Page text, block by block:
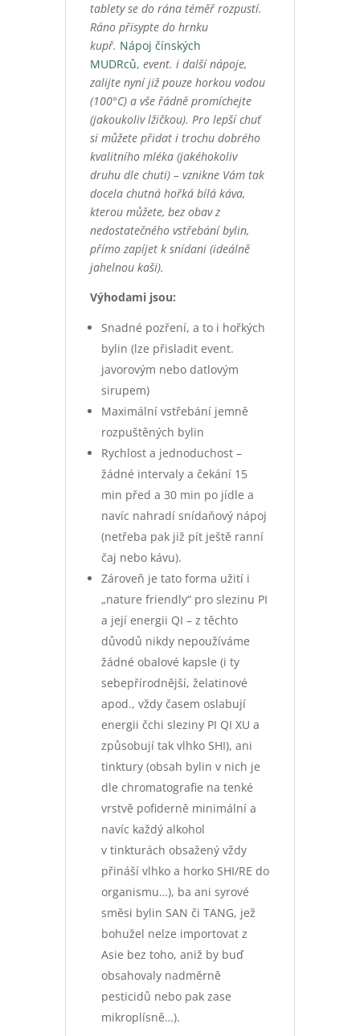
tablety se do rána téměř rozpustí.
Ráno přisypte do hrnku
kupř. Nápoj čínských
MUDRců, event. i další nápoje,
zalijte nyní již pouze horkou vodou
(100°C) a vše řádně promíchejte
(jakoukoliv lžičkou). Pro lepší chuť
si můžete přidat i trochu dobrého
kvalitního mléka (jakéhokoliv
druhu dle chuti) – vznikne Vám tak
docela chutná hořká bílá káva,
kterou můžete, bez obav z
nedostatečného vstřebání bylin,
přímo zapíjet k snídani (ideálně
jahelnou kaši).
Výhodami jsou:
Snadné pozření, a to i hořkých
bylin (lze přisladit event.
javorovým nebo datlovým
sirupem)
Maximální vstřebání jemně
rozpuštěných bylin
Rychlost a jednoduchost –
žádné intervaly a čekání 15
min před a 30 min po jídle a
navíc nahradí snídaňový nápoj
(netřeba pak již pít ještě ranní
čaj nebo kávu).
Zároveň je tato forma užití i
„nature friendly“ pro slezinu PI
a její energii QI – z těchto
důvodů nikdy nepoužíváme
žádné obalové kapsle (i ty
sebepřírodnější, želatinové
apod., vždy časem oslabují
energii čchi sleziny PI QI XU a
způsobují tak vlhko SHI), ani
tinktury (obsah bylin v nich je
dle chromatografie na tenké
vrstvě pofiderně minimální a
navíc každý alkohol
v tinkturách obsažený vždy
přináší vlhko a horko SHI/RE do
organismu…), ba ani syrové
směsi bylin SAN či TANG, jež
bohužel nelze importovat z
Asie bez toho, aniž by buď
obsahovaly nadměrně
pesticidů nebo pak zase
mikroplísně…).